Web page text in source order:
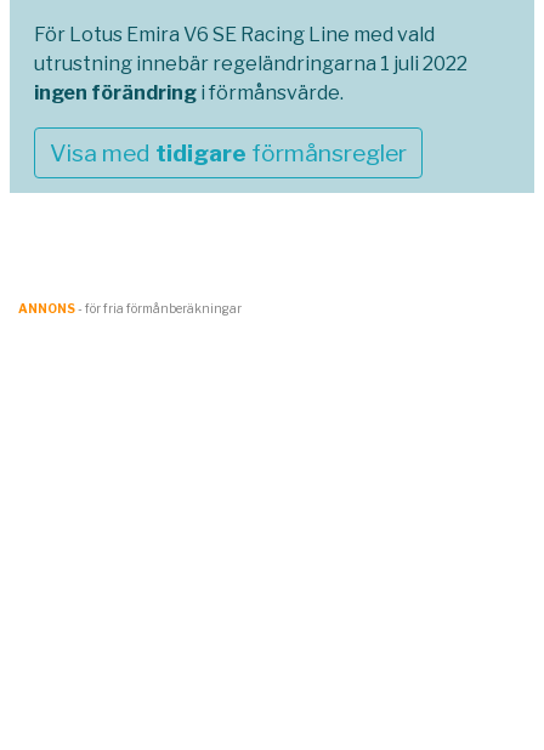
För Lotus Emira V6 SE Racing Line med vald
utrustning innebär regeländringarna 1 juli 2022
ingen förändring i förmånsvärde.
Visa med tidigare förmånsregler
ANNONS- för fria förmånberäkningar